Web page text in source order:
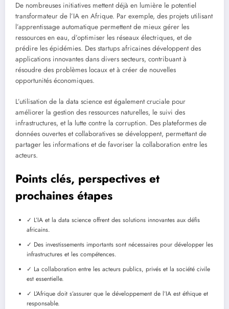
De nombreuses initiatives mettent déjà en lumière le potentiel
transformateur de l’IA en Afrique. Par exemple, des projets utilisant
l’apprentissage automatique permettent de mieux gérer les
ressources en eau, d’optimiser les réseaux électriques, et de
prédire les épidémies. Des startups africaines développent des
applications innovantes dans divers secteurs, contribuant à
résoudre des problèmes locaux et à créer de nouvelles
opportunités économiques.
L’utilisation de la data science est également cruciale pour
améliorer la gestion des ressources naturelles, le suivi des
infrastructures, et la lutte contre la corruption. Des plateformes de
données ouvertes et collaboratives se développent, permettant de
partager les informations et de favoriser la collaboration entre les
acteurs.
Points clés, perspectives et
prochaines étapes
✓ L’IA et la data science offrent des solutions innovantes aux défis
africains.
✓ Des investissements importants sont nécessaires pour développer les
infrastructures et les compétences.
✓ La collaboration entre les acteurs publics, privés et la société civile
est essentielle.
✓ L’Afrique doit s’assurer que le développement de l’IA est éthique et
responsable.